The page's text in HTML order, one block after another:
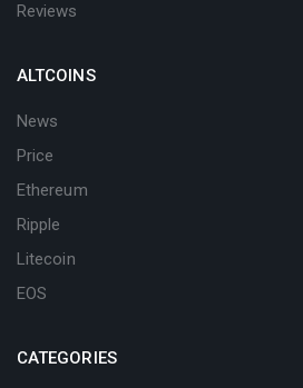
Reviews
ALTCOINS
News
Price
Ethereum
Ripple
Litecoin
EOS
CATEGORIES